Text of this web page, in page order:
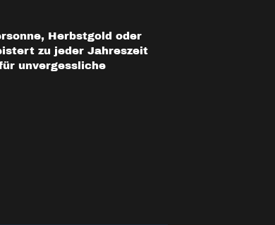
Herbstgold oder
zu jeder Jahreszeit
unvergessliche